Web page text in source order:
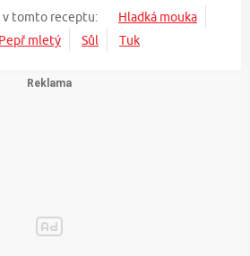
tomto receptu:
Hladká mouka
Pepř mletý Sůl Tuk